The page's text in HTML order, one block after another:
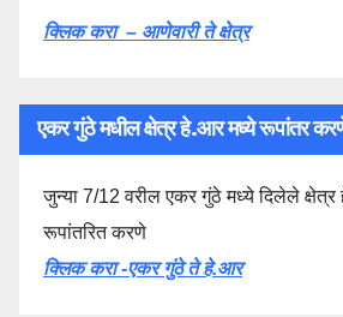
क्लिक करा – आणेवारी ते क्षेत्र
एकर गुंठे मधील क्षेत्र हे.आर मध्ये रूपांतर
जुन्या 7/12 वरील एकर गुंठे मध्ये दिलेले
रूपांतरित करणे
क्लिक करा -एकर गुंठे ते हे.आर